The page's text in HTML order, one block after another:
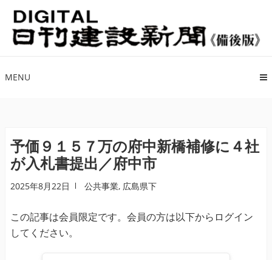
ナ
ビ
ゲ
シ
ス
ッ
プ
コ
ン
テ
ツ
ッ
MENU
予価９１５７万の府中新橋補修に４社
が入札書提出／府中市
2025年8月22日 公共事業, 広島県下
この記事は会員限定です。会員の方は以下からログイン
してください。